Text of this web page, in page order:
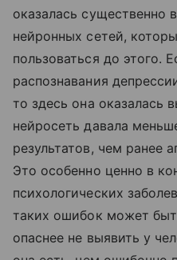
оказалась существенно
нейронных сетей,
пользоваться до этого.
распознавания
то здесь она оказалась
нейросеть давала
результатов, чем ранее
Это особенно ценно в
психологических
таких ошибок может
опаснее не выявить у